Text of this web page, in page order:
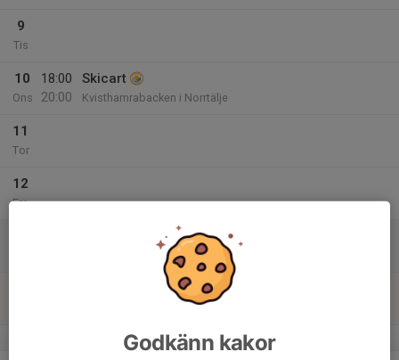
9
Tis
10
Ons
18:00
20:00
Skicart
Kvisthamrabacken i Norrtälje
11
Tor
12
Fre
v.3
Godkänn kakor